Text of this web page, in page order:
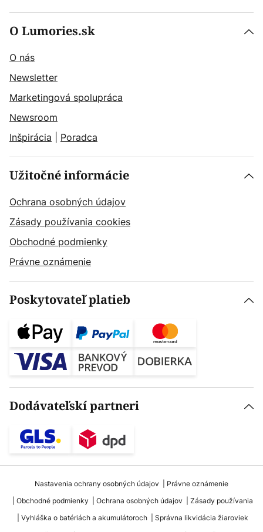
O Lumories.sk
O nás
Newsletter
Marketingová spolupráca
Newsroom
Inšpirácia
Poradca
Užitočné informácie
Ochrana osobných údajov
Zásady používania cookies
Obchodné podmienky
Právne oznámenie
Poskytovateľ platieb
Dodávateľskí partneri
Nastavenia ochrany osobných údajov
Právne oznámenie
Obchodné podmienky
Ochrana osobných údajov
Zásady používania
Vyhláška o batériách a akumulátoroch
Správna likvidácia žiaroviek